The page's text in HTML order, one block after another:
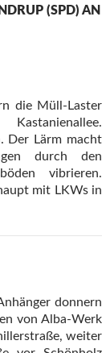
(SPD) AN
die Müll-Laster
Der Lärm macht
durch den
vibrieren.
mit LKWs in
donnern
von Alba-Werk
weiter